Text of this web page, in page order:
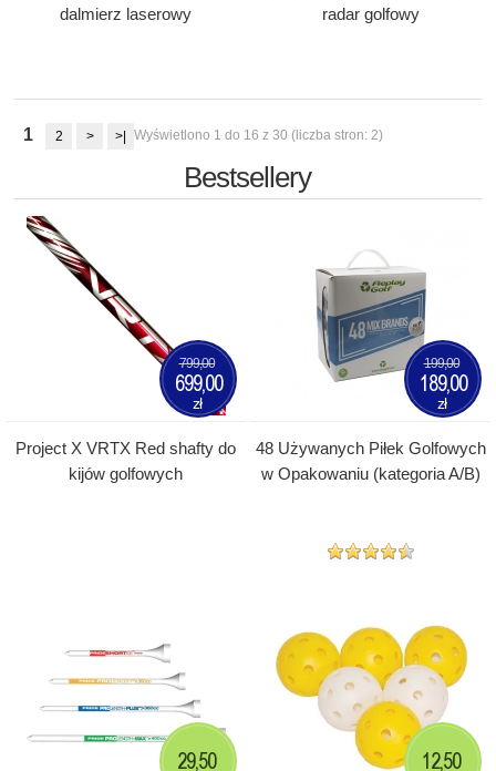
dalmierz laserowy
radar golfowy
1 2 > >| Wyświetlono 1 do 16 z 30 (liczba stron: 2)
Bestsellery
Project X VRTX Red shafty do
kijów golfowych
799,00
699,00
zł
48 Używanych Piłek Golfowych
w Opakowaniu (kategoria A/B)
199,00
189,00
zł
29,50 12,50